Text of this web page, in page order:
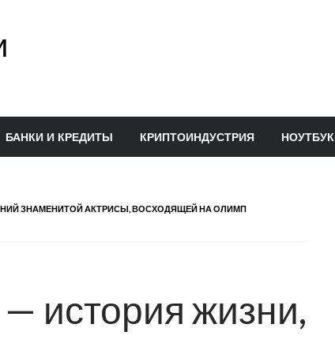
БАНКИ И КРЕДИТЫ КРИПТОИНДУСТРИЯ
ЗНАМЕНИТОЙ АКТРИСЫ, ВОСХОДЯЩЕЙ НА ОЛИМП
история жизни,